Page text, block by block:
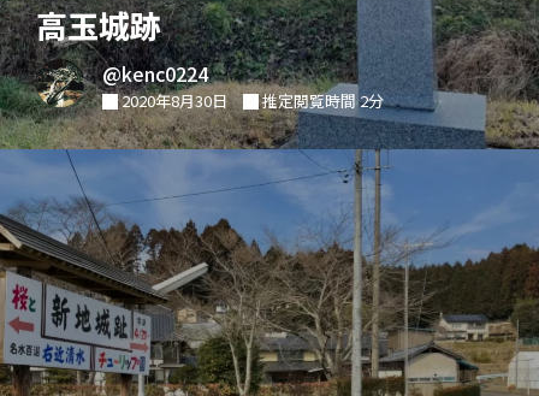
高玉城跡
@kenc0224
2020年8月30日 推定閲覧時間 2分